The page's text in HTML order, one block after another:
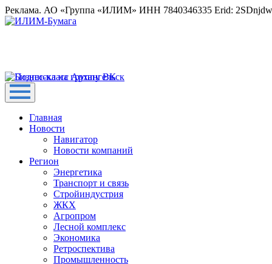
Реклама. АО «Группа «ИЛИМ» ИНН 7840346335 Erid:
Главная
Новости
Навигатор
Новости компаний
Регион
Энергетика
Транспорт и связь
Стройиндустрия
ЖКХ
Агропром
Лесной комплекс
Экономика
Ретроспектива
Промышленность